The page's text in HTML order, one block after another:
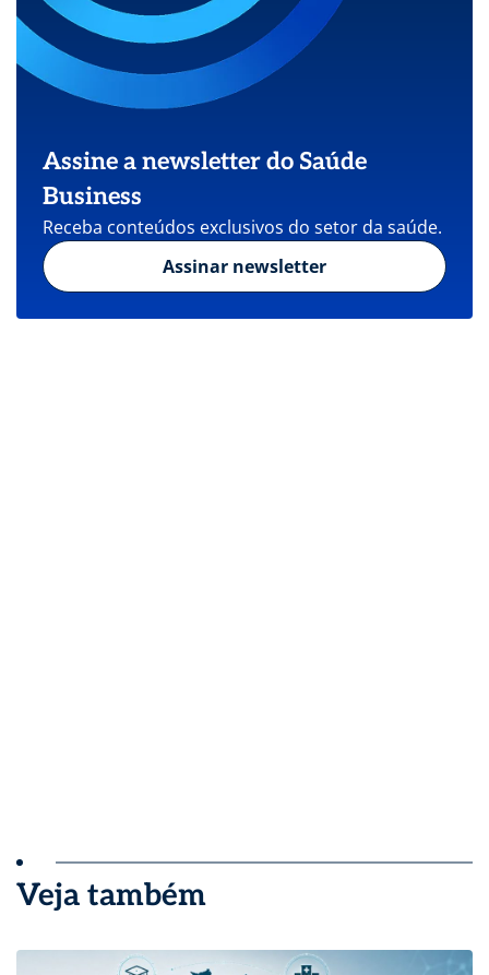
Assine a newsletter do Saúde
Business
Receba conteúdos exclusivos do setor da saúde.
Assinar newsletter
Veja também